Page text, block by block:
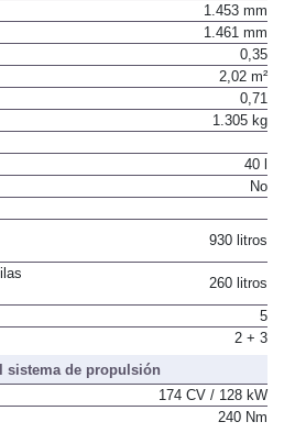
1.453 mm
1.461 mm
0,35
2,02 m²
0,71
1.305 kg
40 l
No
930 litros
260 litros
5
2 + 3
sistema de propulsión
174 CV / 128 kW
240 Nm